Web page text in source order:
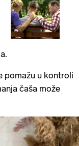
pomažu u kontroli
čaša može